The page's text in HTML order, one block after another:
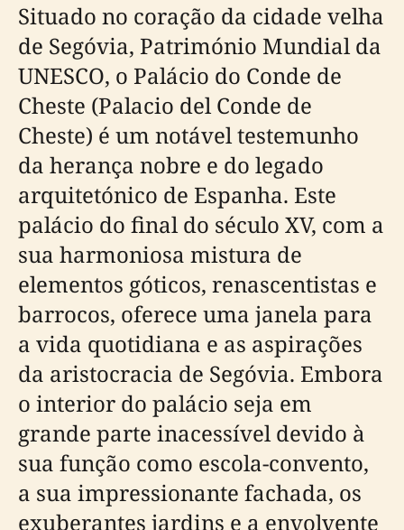
Situado no coração da cidade velha
de Segóvia, Património Mundial da
UNESCO, o Palácio do Conde de
Cheste (Palacio del Conde de
Cheste) é um notável testemunho
da herança nobre e do legado
arquitetónico de Espanha. Este
palácio do final do século XV, com a
sua harmoniosa mistura de
elementos góticos, renascentistas e
barrocos, oferece uma janela para
a vida quotidiana e as aspirações
da aristocracia de Segóvia. Embora
o interior do palácio seja em
grande parte inacessível devido à
sua função como escola-convento,
a sua impressionante fachada, os
exuberantes jardins e a envolvente